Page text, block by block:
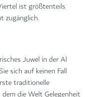
ist größtenteils
zugänglich.
Juwel in der Al
sich auf keinen Fall
traditionelle
die Welt Gelegenheit